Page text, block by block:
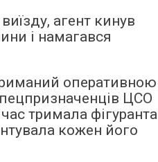
агент кинув
і намагався
оперативною
ЦСО
тримала фігуранта
кожен його